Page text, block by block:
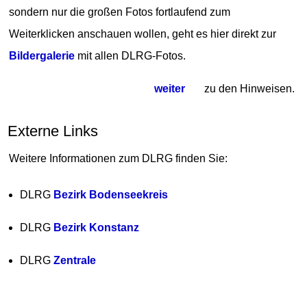
sondern nur die großen Fotos fortlaufend zum
Weiterklicken anschauen wollen, geht es hier direkt zur
Bildergalerie mit allen DLRG-Fotos.
weiter zu den Hinweisen.
Externe Links
Weitere Informationen zum DLRG finden Sie:
DLRG Bezirk Bodenseekreis
DLRG Bezirk Konstanz
DLRGZentrale